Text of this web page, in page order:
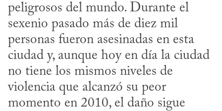
peligrosos del mundo. Durante el
sexenio pasado más de diez mil
personas fueron asesinadas en esta
ciudad y, aunque hoy en día la ciudad
no tiene los mismos niveles de
violencia que alcanzó su peor
momento en 2010, el daño sigue